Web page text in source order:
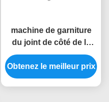
machine de garniture
du joint de côté de la
machine 3KW quatre de
protection de l'alcool
220V
Obtenez le meilleur prix